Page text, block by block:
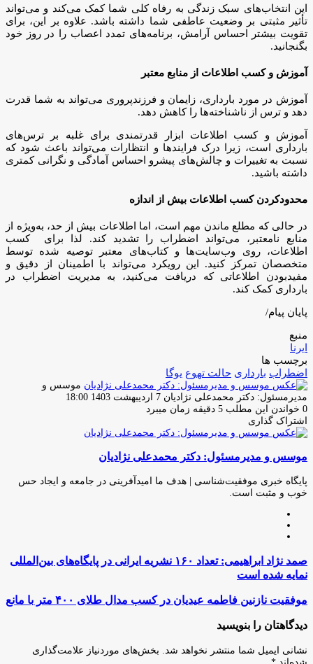
این انتخاب‌های سبک زندگی به رفاه کلی شما کمک می‌کند و می‌تواند
تأثیر مثبتی بر وضعیت عاطفی شما داشته باشد. علاوه بر این، برای
تقویت بیشتر احساس آرامش، برنامه‌های تمدد اعصاب را در روز خود
بگنجانید.
آموزش و کسب اطلاعات از منابع معتبر
آموزش در مورد بارداری، زایمان و فرزندپروری می‌تواند به شما قدرت
دهد و ترس از ناشناخته‌ها را کاهش دهد.
آموزش و کسب اطلاعات ابزار قدرتمندی برای غلبه بر ترس‌های
بارداری است، زیرا درک فرایندها و انتظارات می‌تواند باعث شود که
نسبت به تغییرات و چالش‌های پیشرو احساس آمادگی و نگرانی کمتری
داشته باشید.
محدودکردن کسب اطلاعات بیش از اندازه
در حالی که مطلع ماندن مهم است، اما اطلاعات بیش از حد، به‌ویژه از
منابع نامعتبر، می‌تواند اضطراب را تشدید کند. لذا برای کسب
اطلاعات، روی وب‌سایت‌ها و کتاب‌های معتبر توصیه شده توسط
متخصصان تمرکز کنید. این رویکرد می‌تواند با اطمینان از دقیق و
مفیدبودن اطلاعاتی که دریافت می‌کنید، به مدیریت اضطراب در
بارداری کمک کند.
پایان پیام/
منبع
ایرنا
برچسب ها
اضطراب بارداری حالت تهوع یوگا
موسس و
مدیرمسئول: دکتر محمدعلی نژادیان ارسال
ایمیل
7 اردیبهشت 1403 18:00
0 خواندن این مطلب 5 دقیقه زمان میبرد
اشتراک گذاری
فیس
توئیتر
لینکدین
واتس
تلگرام
اشتراک
از
ایمیل
چاپ
موسس و مدیرمسئول: دکتر محمدعلی نژادیان
پایگاه خبری موفقیت‌شناسی | هدف ما امیدآفرینی در جامعه و ایجاد حس
خوب و مثبت است.
صمد
نژاد
ابراهیمی:
تعداد
۱۶۰
نشریه
ایرانی
پایگاه‌های
صمد نژاد ابراهیمی: تعداد ۱۶۰ نشریه ایرانی در پایگاه‌های بین‌المللی
نمایه شده است
موفقیت
فاطمه
در
کسب
موفقیت نازنین فاطمه عیدیان در کسب مدال طلای ۴۰۰ متر با مانع
دیدگاهتان را بنویسید
نشانی ایمیل شما منتشر نخواهد شد.
بخش‌های موردنیاز علامت‌گذاری